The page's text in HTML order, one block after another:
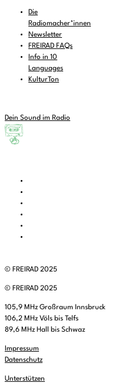
Die
Radiomacher*innen
Newsletter
FREIRAD FAQs
Info in 10
Languages
KulturTon
Dein Sound im Radio
© FREIRAD 2025
© FREIRAD 2025
105,9 MHz Großraum Innsbruck
106,2 MHz Völs bis Telfs
89,6 MHz Hall bis Schwaz
Impressum
Datenschutz
Unterstützen